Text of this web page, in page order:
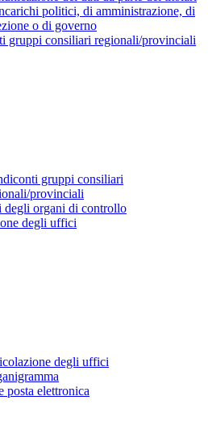
politici, di amministrazione, di
o di governo
gruppi consiliari regionali/provinciali
gruppi consiliari
provinciali
degli organi di controllo
degli uffici
degli uffici
posta elettronica